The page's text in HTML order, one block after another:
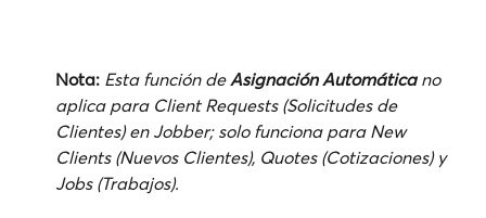
Nota: Esta función de Asignación Automática no
aplica para Client Requests (Solicitudes de
Clientes) en Jobber; solo funciona para New
Clients (Nuevos Clientes), Quotes (Cotizaciones) y
Jobs (Trabajos).